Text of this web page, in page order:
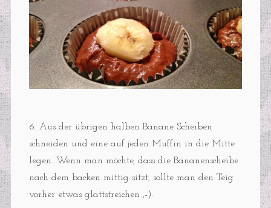
6. Aus der übrigen halben Banane Scheiben
schneiden und eine auf jeden Muffin in die Mitte
legen. Wenn man möchte, dass die Bananenscheibe
nach dem backen mittig sitzt, sollte man den Teig
vorher etwas glattstreichen ,-).